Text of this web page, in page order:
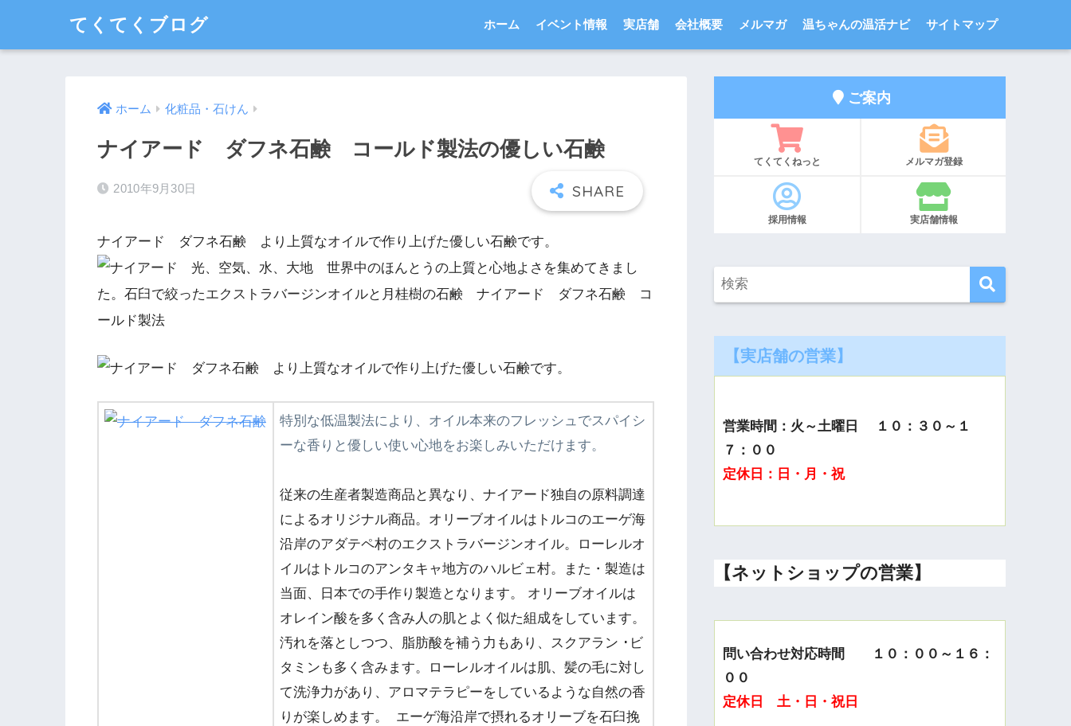
てくてくブログ ホーム イベント情報 実店舗 会社概要 メルマガ 温ちゃんの温活ナビ サイトマップ
ホーム 化粧品・石けん
ナイアード ダフネ石鹸 コールド製法の優しい石鹸
2010年9月30日
ナイアード ダフネ石鹸 より上質なオイルで作り上げた優しい石鹸です。
特別な低温製法により、オイル本来のフレッシュでスパイシ
ーな香りと優しい使い心地をお楽しみいただけます。
従来の生産者製造商品と異なり、ナイアード独自の原料調達
によるオリジナル商品。オリーブオイルはトルコのエーゲ海
沿岸のアダテペ村のエクストラバージンオイル。ローレルオ
イルはトルコのアンタキャ地方のハルビェ村。また・製造は
当面、日本での手作り製造となります。 オリーブオイルは
オレイン酸を多く含み人の肌とよく似た組成をしています。
汚れを落としつつ、脂肪酸を補う力もあり、スクアラン ･ビ
タミンも多く含みます。ローレルオイルは肌、髪の毛に対し
て洗浄力があり、アロマテラピーをしているような自然の香
りが楽しめます。
エーゲ海沿岸で摂れるオリーブを石臼挽
ご案内
てくてくねっと メルマガ登録
採用情報 実店舗情報
【実店舗の営業】
営業時間：火～土曜日 １０：３０～１
７：００
定休日：日・月・祝
【ネットショップの営業】
問い合わせ対応時間 １０：００～１６：
００
定休日 土・日・祝日